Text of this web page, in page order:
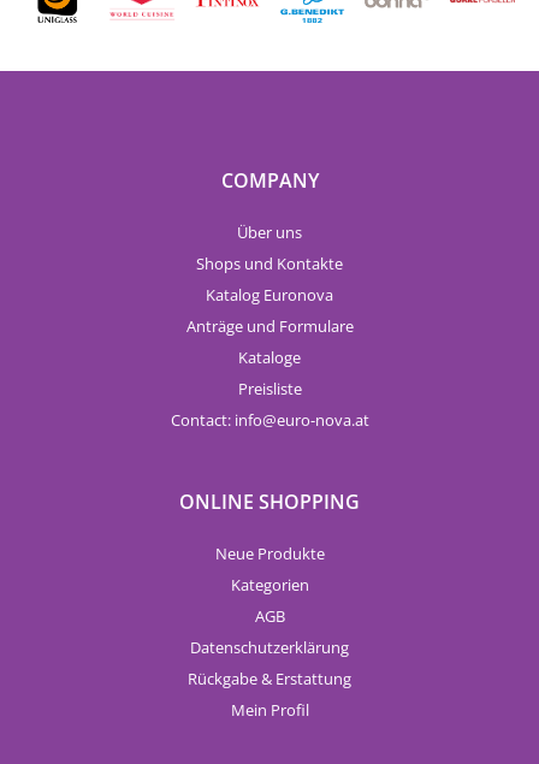
COMPANY
Über uns
Shops und Kontakte
Katalog Euronova
Anträge und Formulare
Kataloge
Preisliste
Contact: info euro-nova.at
ONLINE SHOPPING
Neue Produkte
Kategorien
AGB
Datenschutzerklärung
Rückgabe & Erstattung
Mein Profil